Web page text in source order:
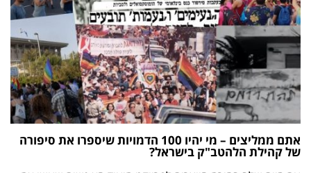
אתם ממליצים – מי יהיו 100 הדמויות שיספרו את סיפורה
של קהילת הלהטב"ק בישראל?